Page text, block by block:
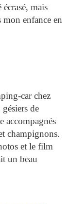
mais
enfance en
car chez
de
accompagnés
champignons.
et le film
un beau